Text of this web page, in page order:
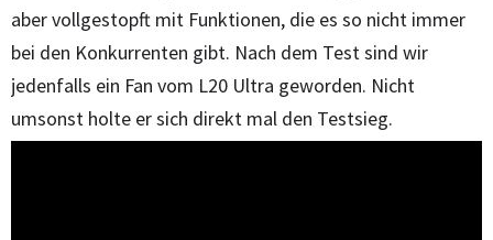
aber vollgestopft mit Funktionen, die es so nicht immer
bei den Konkurrenten gibt. Nach dem Test sind wir
jedenfalls ein Fan vom L20 Ultra geworden. Nicht
umsonst holte er sich direkt mal den Testsieg.